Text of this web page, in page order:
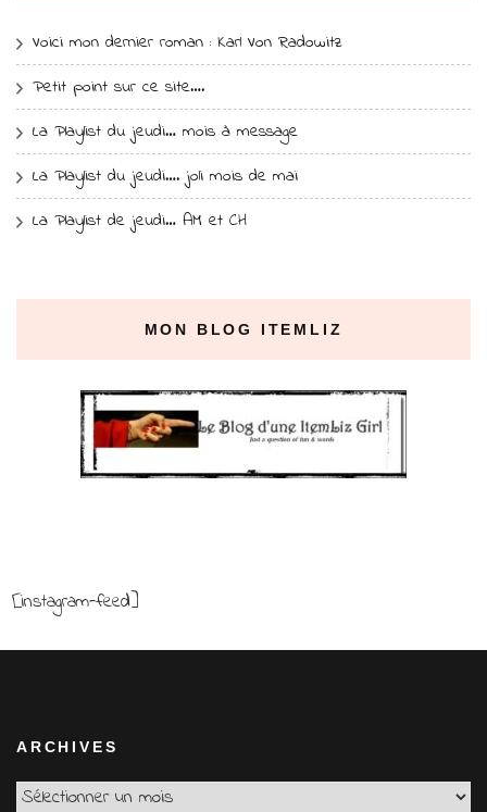
Voici mon dernier roman : Karl Von Radowitz
Petit point sur ce site….
La Playlist du jeudi… mois à message
La Playlist du jeudi…. joli mois de mai
La Playlist de jeudi… AM et CH
MON BLOG ITEMLIZ
[instagram-feed]
ARCHIVES
Archives